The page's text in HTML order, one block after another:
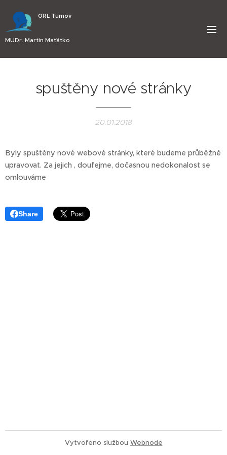
ORL Turnov
MUDr. Martin Maťátko
spuštěny nové stránky
20.01.2018
Byly spuštěny nové webové stránky, které budeme průběžně
upravovat. Za jejich , doufejme, dočasnou nedokonalost se
omlouváme
Share
Vytvořeno službou Webnode